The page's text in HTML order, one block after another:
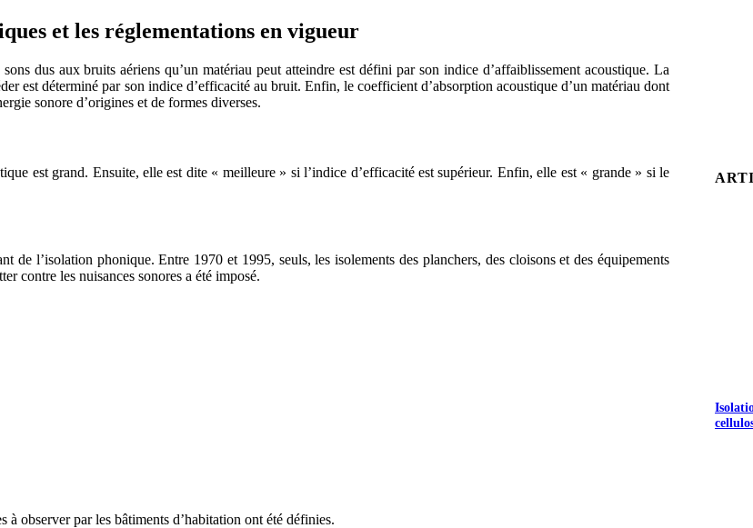
et les réglementations en vigueur
dus aux bruits aériens qu’un matériau peut atteindre est défini par son indice d’affaiblissement acoustique. La
est déterminé par son indice d’efficacité au bruit. Enfin, le coefficient d’absorption acoustique d’un matériau dont
sonore d’origines et de formes diverses.
est grand. Ensuite, elle est dite « meilleure » si l’indice d’efficacité est supérieur. Enfin, elle est « grande » si le
de l’isolation phonique.Entre 1970 et 1995, seuls, les isolements des planchers, des cloisons et des équipements
contre les nuisances sonores a été imposé.
à observer par les bâtiments d’habitation ont été définies.